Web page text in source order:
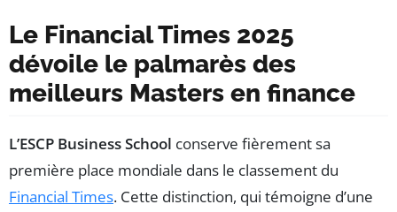
Le Financial Times 2025
dévoile le palmarès des
meilleurs Masters en finance
L’ESCP Business School conserve fièrement sa
première place mondiale dans le classement du
Financial Times. Cette distinction, qui témoigne d’une